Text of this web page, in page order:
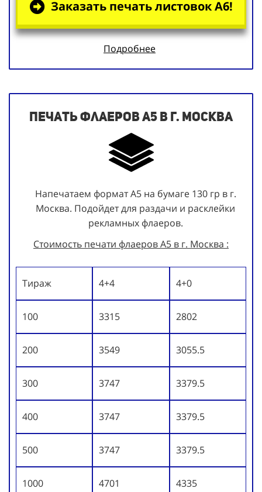
Заказать печать листовок А6!
Подробнее
Печать флаеров А5 в г. Москва
Напечатаем формат А5 на бумаге 130 гр в г.
Москва. Подойдет для раздачи и расклейки
рекламных флаеров.
Стоимость печати флаеров А5 в г. Москва :
Тираж 4+4 4+0
100 3315 2802
200 3549 3055.5
300 3747 3379.5
400 3747 3379.5
500 3747 3379.5
1000 4701 4335